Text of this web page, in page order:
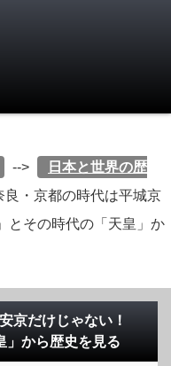
-->
日本と世界の歴
良・京都の時代は平城京
とその時代の「天皇」か
京だけじゃない！
」から歴史を見る